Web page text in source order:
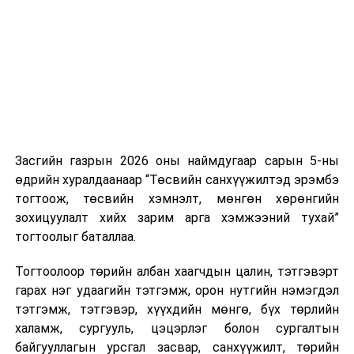
Шинэ хууль Францын зах зээлд үйлчилдэг гадаадын
дуудлагын төвүүдэд нөлөөлөхөөр байна. Тухайлбал,
Мароккогийн дуудлагын төвүүдийн орлогын 80 гаруй
хувь Францын зах зээлээс бүрддэг бөгөөд тус улсын
40–50 мянган ажлын байр эрсдэлд орж болзошгүйг
Засгийн газрын 2026 оны наймдугаар сарын 5-ны
өдрийн хуралдаанаар “Төсвийн санхүүжилтэд эрэмбэ
тогтоож, төсвийн хэмнэлт, мөнгөн хөрөнгийн
зохицуулалт хийх зарим арга хэмжээний тухай”
тогтоолыг баталлаа.
Тогтоолоор төрийн албан хаагчдын цалин, тэтгэвэрт
гарах нэг удаагийн тэтгэмж, орон нутгийн нэмэгдэл
тэтгэмж, тэтгэвэр, хүүхдийн мөнгө, бүх төрлийн
халамж, сургууль, цэцэрлэг болон сургалтын
байгууллагын урсгал засвар, санхүүжилт, төрийн